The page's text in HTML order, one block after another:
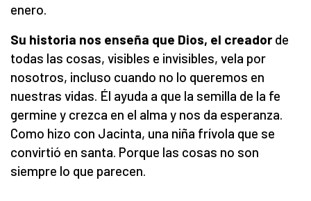
enero.
Su historia nos enseña que Dios, el creador de
todas las cosas, visibles e invisibles, vela por
nosotros, incluso cuando no lo queremos en
nuestras vidas. Él ayuda a que la semilla de la fe
germine y crezca en el alma y nos da esperanza.
Como hizo con Jacinta, una niña frívola que se
convirtió en santa. Porque las cosas no son
siempre lo que parecen.